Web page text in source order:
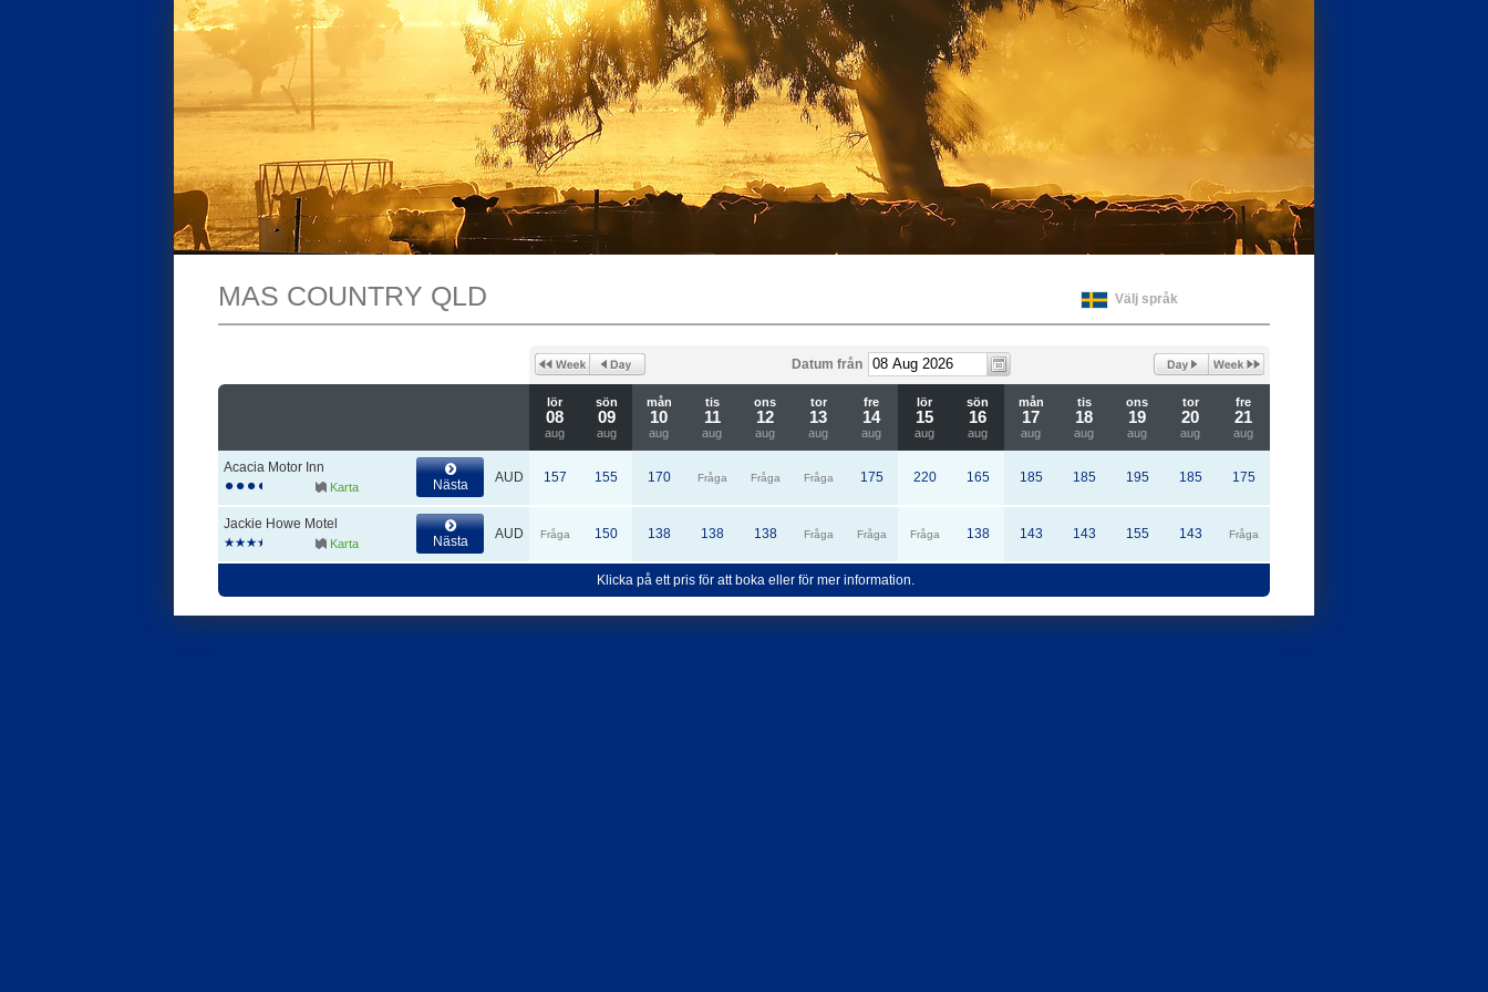
Välj språk
MAS COUNTRY QLD
Datum från
lör
08
aug
sön
09
aug
mån
10
aug
tis
11
aug
ons
12
aug
tor
13
aug
fre
14
aug
lör
15
aug
sön
16
aug
mån
17
aug
tis
18
aug
ons
19
aug
tor
20
aug
fre
21
aug
Acacia Motor Inn
Karta Nästa AUD 157 155 170 Fråga Fråga Fråga 175 220 165 185 185 195 185 175
Jackie Howe Motel
Karta Nästa AUD Fråga 150 138 138 138 Fråga Fråga Fråga 138 143 143 155 143 Fråga
Klicka på ett pris för att boka eller för mer information.